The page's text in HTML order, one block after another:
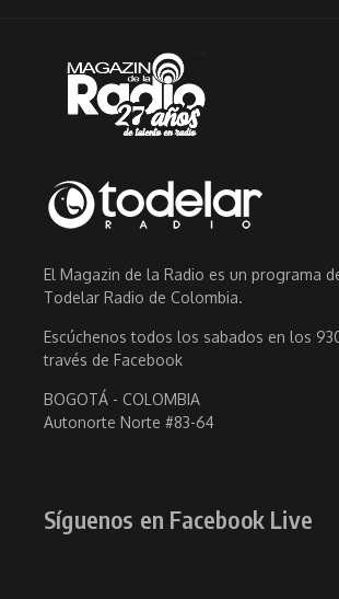
El Magazin de la Radio es un programa
Todelar Radio de Colombia.
Escúchenos todos los sabados en los
través de Facebook
BOGOTÁ - COLOMBIA
Autonorte Norte #83-64
Síguenos en Facebook Live